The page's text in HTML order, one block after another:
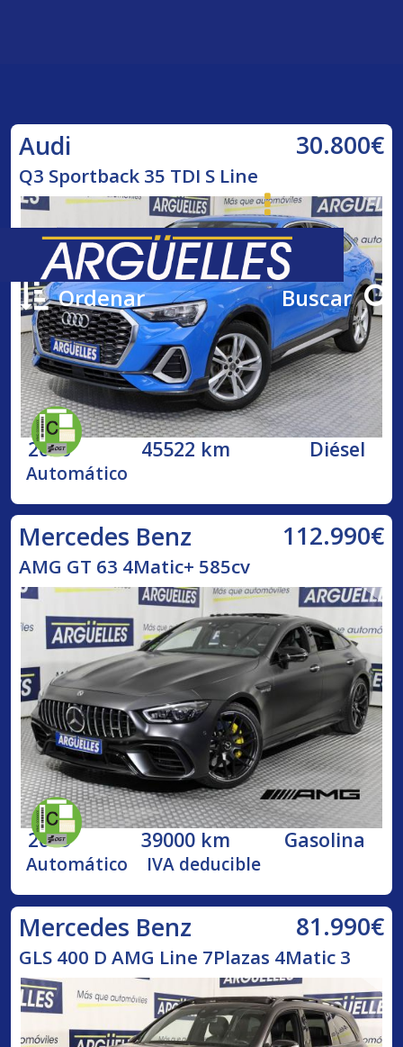
Ordenar Buscar
Audi 30.800€
Q3 Sportback 35 TDI S Line
2020 45522 km Diésel
Automático
Mercedes Benz 112.990€
AMG GT 63 4Matic+ 585cv
2019 39000 km Gasolina
Automático IVA deducible
Mercedes Benz 81.990€
GLS 400 D AMG Line 7Plazas 4Matic 3